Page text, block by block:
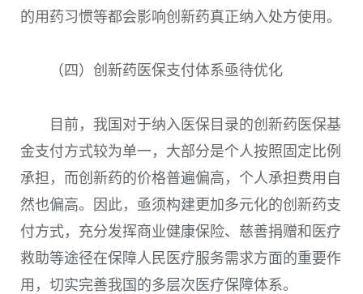
的用药习惯等都会影响创新药真正纳入处方使用。
（四）创新药医保支付体系亟待优化
目前，我国对于纳入医保目录的创新药医保基
金支付方式较为单一，大部分是个人按照固定比例
承担，而创新药的价格普遍偏高，个人承担费用自
然也偏高。因此，亟须构建更加多元化的创新药支
付方式，充分发挥商业健康保险、慈善捐赠和医疗
救助等途径在保障人民医疗服务需求方面的重要作
用，切实完善我国的多层次医疗保障体系。